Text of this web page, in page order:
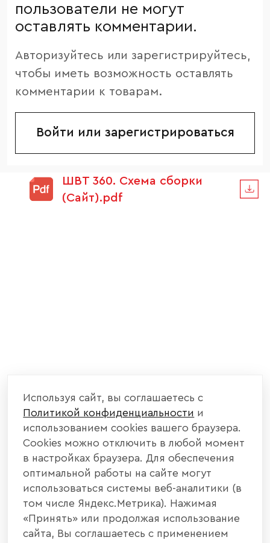
пользователи не могут
оставлять комментарии.
Авторизуйтесь или зарегистрируйтесь,
чтобы иметь возможность оставлять
комментарии к товарам.
Войти или зарегистрироваться
ШВТ 360. Схема сборки
(Сайт).pdf
Используя сайт, вы соглашаетесь с
Политикой конфиденциальности и
использованием cookies вашего браузера.
Cookies можно отключить в любой момент
в настройках браузера. Для обеспечения
оптимальной работы на сайте могут
использоваться системы веб-аналитики (в
том числе Яндекс.Метрика). Нажимая
«Принять» или продолжая использование
сайта, Вы соглашаетесь с применением